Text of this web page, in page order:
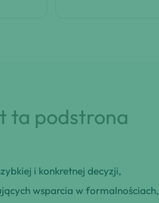
ta podstrona
i konkretnej decyzji,
wsparcia w formalnościach,